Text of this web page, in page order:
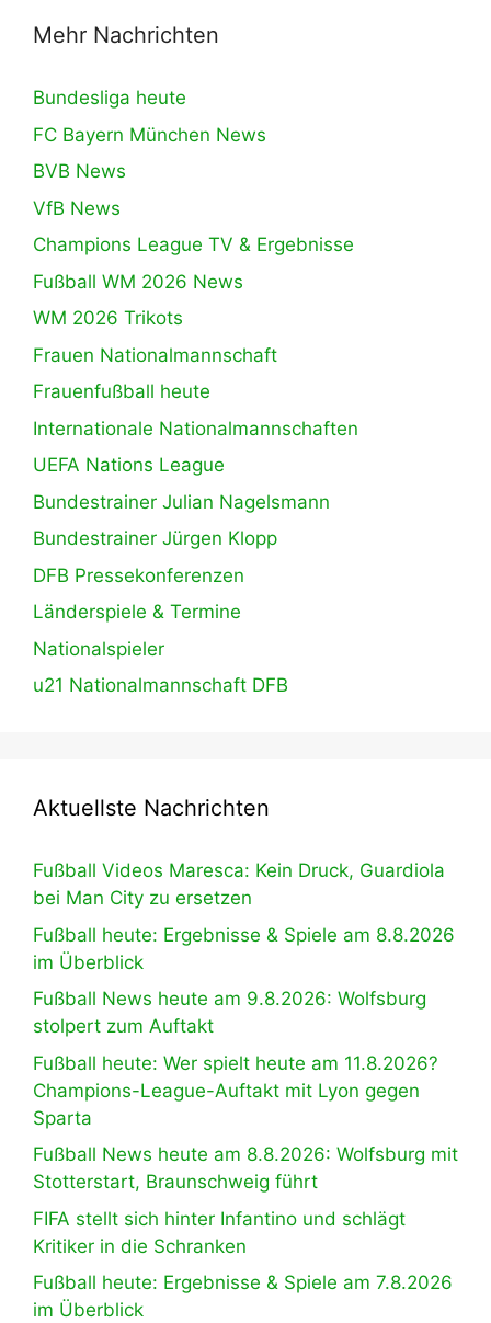
Mehr Nachrichten
Bundesliga heute
FC Bayern München News
BVB News
VfB News
Champions League TV & Ergebnisse
Fußball WM 2026 News
WM 2026 Trikots
Frauen Nationalmannschaft
Frauenfußball heute
Internationale Nationalmannschaften
UEFA Nations League
Bundestrainer Julian Nagelsmann
Bundestrainer Jürgen Klopp
DFB Pressekonferenzen
Länderspiele & Termine
Nationalspieler
u21 Nationalmannschaft DFB
Aktuellste Nachrichten
Fußball Videos Maresca: Kein Druck, Guardiola
bei Man City zu ersetzen
Fußball heute: Ergebnisse & Spiele am 8.8.2026
im Überblick
Fußball News heute am 9.8.2026: Wolfsburg
stolpert zum Auftakt
Fußball heute: Wer spielt heute am 11.8.2026?
Champions-League-Auftakt mit Lyon gegen
Sparta
Fußball News heute am 8.8.2026: Wolfsburg mit
Stotterstart, Braunschweig führt
FIFA stellt sich hinter Infantino und schlägt
Kritiker in die Schranken
Fußball heute: Ergebnisse & Spiele am 7.8.2026
im Überblick